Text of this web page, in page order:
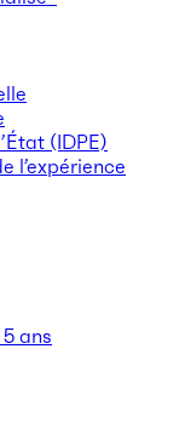
(IDPE)
l’expérience
ans